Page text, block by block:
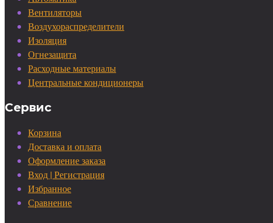
Вентиляторы
Воздухораспределители
Изоляция
Огнезащита
Расходные материалы
Центральные кондиционеры
Сервис
Корзина
Доставка и оплата
Оформление заказа
Вход | Регистрация
Избранное
Сравнение